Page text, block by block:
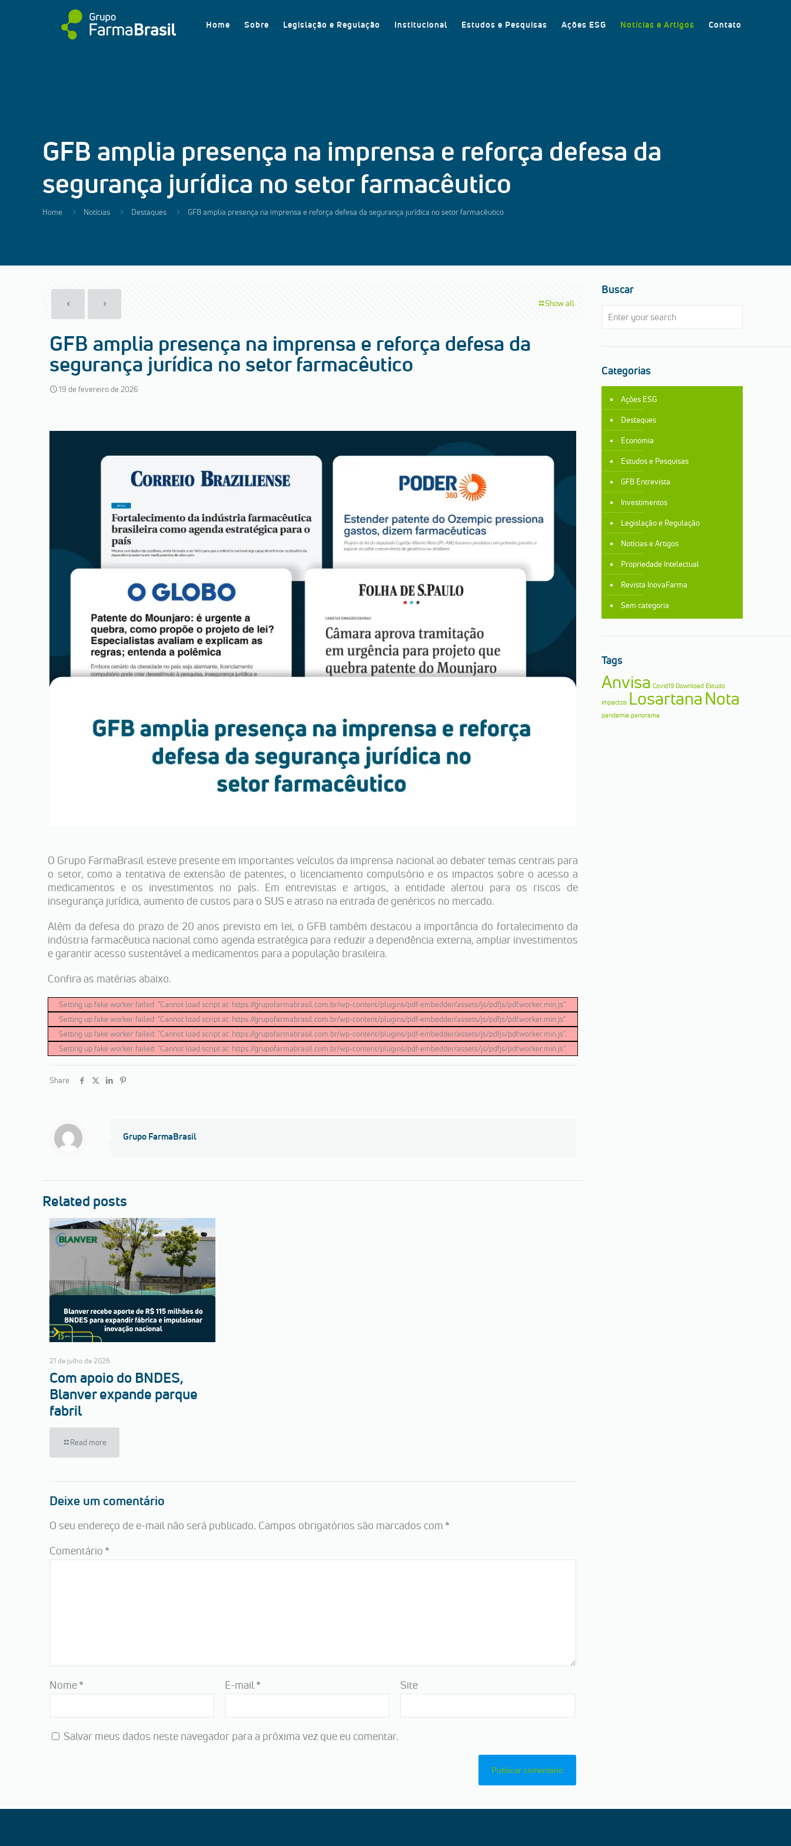
Home Sobre Legislação e Regulação Institucional Estudos e Pesquisas Ações ESG Notícias e Artigos Contato
GFB amplia presença na imprensa e reforça defesa da
segurança jurídica no setor farmacêutico
Home Notícias Destaques GFB amplia presença na imprensa e reforça defesa da segurança jurídica no setor farmacêutico
Show all
GFB amplia presença na imprensa e reforça defesa da
segurança jurídica no setor farmacêutico
19 de fevereiro de 2026
O Grupo FarmaBrasil esteve presente em importantes veículos da imprensa nacional ao debater temas centrais para
o setor, como a tentativa de extensão de patentes, o licenciamento compulsório e os impactos sobre o acesso a
medicamentos e os investimentos no país. Em entrevistas e artigos, a entidade alertou para os riscos de
insegurança jurídica, aumento de custos para o SUS e atraso na entrada de genéricos no mercado.
Além da defesa do prazo de 20 anos previsto em lei, o GFB também destacou a importância do fortalecimento da
indústria farmacêutica nacional como agenda estratégica para reduzir a dependência externa, ampliar investimentos
e garantir acesso sustentável a medicamentos para a população brasileira.
Confira as matérias abaixo.
Setting up fake worker failed: "Cannot load script at: https://grupofarmabrasil.com.br/wp-content/plugins/pdf-embedder/assets/js/pdfjs/pdf.worker.min.js".
Setting up fake worker failed: "Cannot load script at: https://grupofarmabrasil.com.br/wp-content/plugins/pdf-embedder/assets/js/pdfjs/pdf.worker.min.js".
Setting up fake worker failed: "Cannot load script at: https://grupofarmabrasil.com.br/wp-content/plugins/pdf-embedder/assets/js/pdfjs/pdf.worker.min.js".
Setting up fake worker failed: "Cannot load script at: https://grupofarmabrasil.com.br/wp-content/plugins/pdf-embedder/assets/js/pdfjs/pdf.worker.min.js".
Share
Grupo FarmaBrasil
Related posts
21 de julho de 2026
Com apoio do BNDES,
Blanver expande parque
fabril
Read more
Deixe um comentário
O seu endereço de e-mail não será publicado. Campos obrigatórios são marcados com *
Comentário *
Nome* E-mail* Site
Salvar meus dados neste navegador para a próxima vez que eu comentar.
Buscar
Categorias
Ações ESG
Destaques
Economia
Estudos e Pesquisas
GFB Entrevista
Investimentos
Legislação e Regulação
Notícias e Artigos
Propriedade Intelectual
Revista InovaFarma
Sem categoria
Tags
Anvisa Covid19 Download Estudo
impactos LosartanaNota
pandemia panorama